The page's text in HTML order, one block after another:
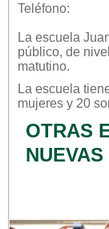
Teléfono:
La escuela
público, de
matutino.
La escuela
mujeres y 20
OTRAS
NUEVAS